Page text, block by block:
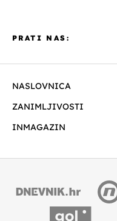
NASLOVNICA
ZANIMLJIVOSTI
INMAGAZIN
PRATI NAS: